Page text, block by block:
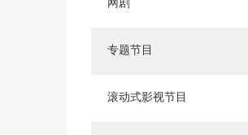
网剧
专题节目
滚动式影视节目